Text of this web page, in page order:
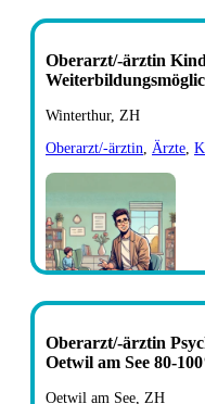
Oberarzt/-ärztin
Winterthur, ZH
Oberarzt/-ärztin
Ärzte
Oberarzt/-ärztin
Oetwil am See 80-
Oetwil am See, ZH